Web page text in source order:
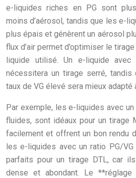
e-liquides riches en PG sont
moins d’aérosol, tandis que les e-
plus épais et génèrent un aérosol
flux d’air permet d’optimiser le
liquide utilisé. Un e-liquide
nécessitera un tirage serré, tandis
taux de VG élevé sera mieux adapté
Par exemple, les e-liquides avec
fluides, sont idéaux pour un tirage
facilement et offrent un bon rendu
les e-liquides avec un ratio PG/
parfaits pour un tirage DTL, car
dense et abondant. Le